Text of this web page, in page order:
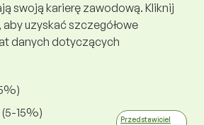
swoją karierę zawodową. Kliknij
uzyskać szczegółowe
danych dotyczących
15%)
Przedstawiciel